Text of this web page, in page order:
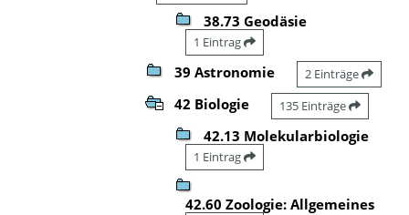
38.73 Geodäsie
1 Eintrag
39 Astronomie 2 Einträge
42 Biologie 135 Einträge
42.13 Molekularbiologie
1 Eintrag
42.60 Zoologie: Allgemeines